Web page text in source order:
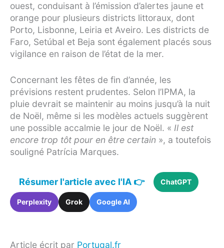
ouest, conduisant à l’émission d’alertes jaune et
orange pour plusieurs districts littoraux, dont
Porto, Lisbonne, Leiria et Aveiro. Les districts de
Faro, Setúbal et Beja sont également placés sous
vigilance en raison de l’état de la mer.
Concernant les fêtes de fin d’année, les
prévisions restent prudentes. Selon l’IPMA, la
pluie devrait se maintenir au moins jusqu’à la nuit
de Noël, même si les modèles actuels suggèrent
une possible accalmie le jour de Noël. « Il est
encore trop tôt pour en être certain », a toutefois
souligné Patrícia Marques.
Résumer l'article avec l'IA 👉 ChatGPT
Perplexity Grok Google AI
Article écrit par Portugal.fr